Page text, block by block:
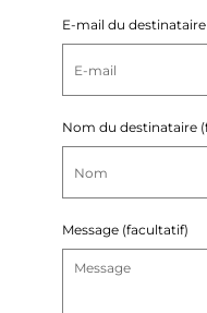
Cadeau
E‑mail du destinataire
Nom du destinataire
Message (facultatif)